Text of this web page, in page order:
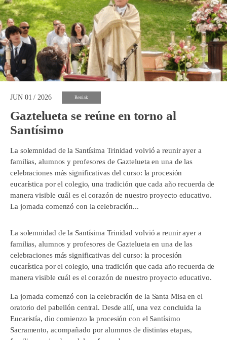
JUN 01 / 2026 Berriak
Gaztelueta se reúne en torno al
Santísimo
La solemnidad de la Santísima Trinidad volvió a reunir ayer a
familias, alumnos y profesores de Gaztelueta en una de las
celebraciones más significativas del curso: la procesión
eucarística por el colegio, una tradición que cada año recuerda de
manera visible cuál es el corazón de nuestro proyecto educativo.
La jornada comenzó con la celebración...
La solemnidad de la Santísima Trinidad volvió a reunir ayer a
familias, alumnos y profesores de Gaztelueta en una de las
celebraciones más significativas del curso: la procesión
eucarística por el colegio, una tradición que cada año recuerda de
manera visible cuál es el corazón de nuestro proyecto educativo.
La jornada comenzó con la celebración de la Santa Misa en el
oratorio del pabellón central. Desde allí, una vez concluida la
Eucaristía, dio comienzo la procesión con el Santísimo
Sacramento, acompañado por alumnos de distintas etapas,